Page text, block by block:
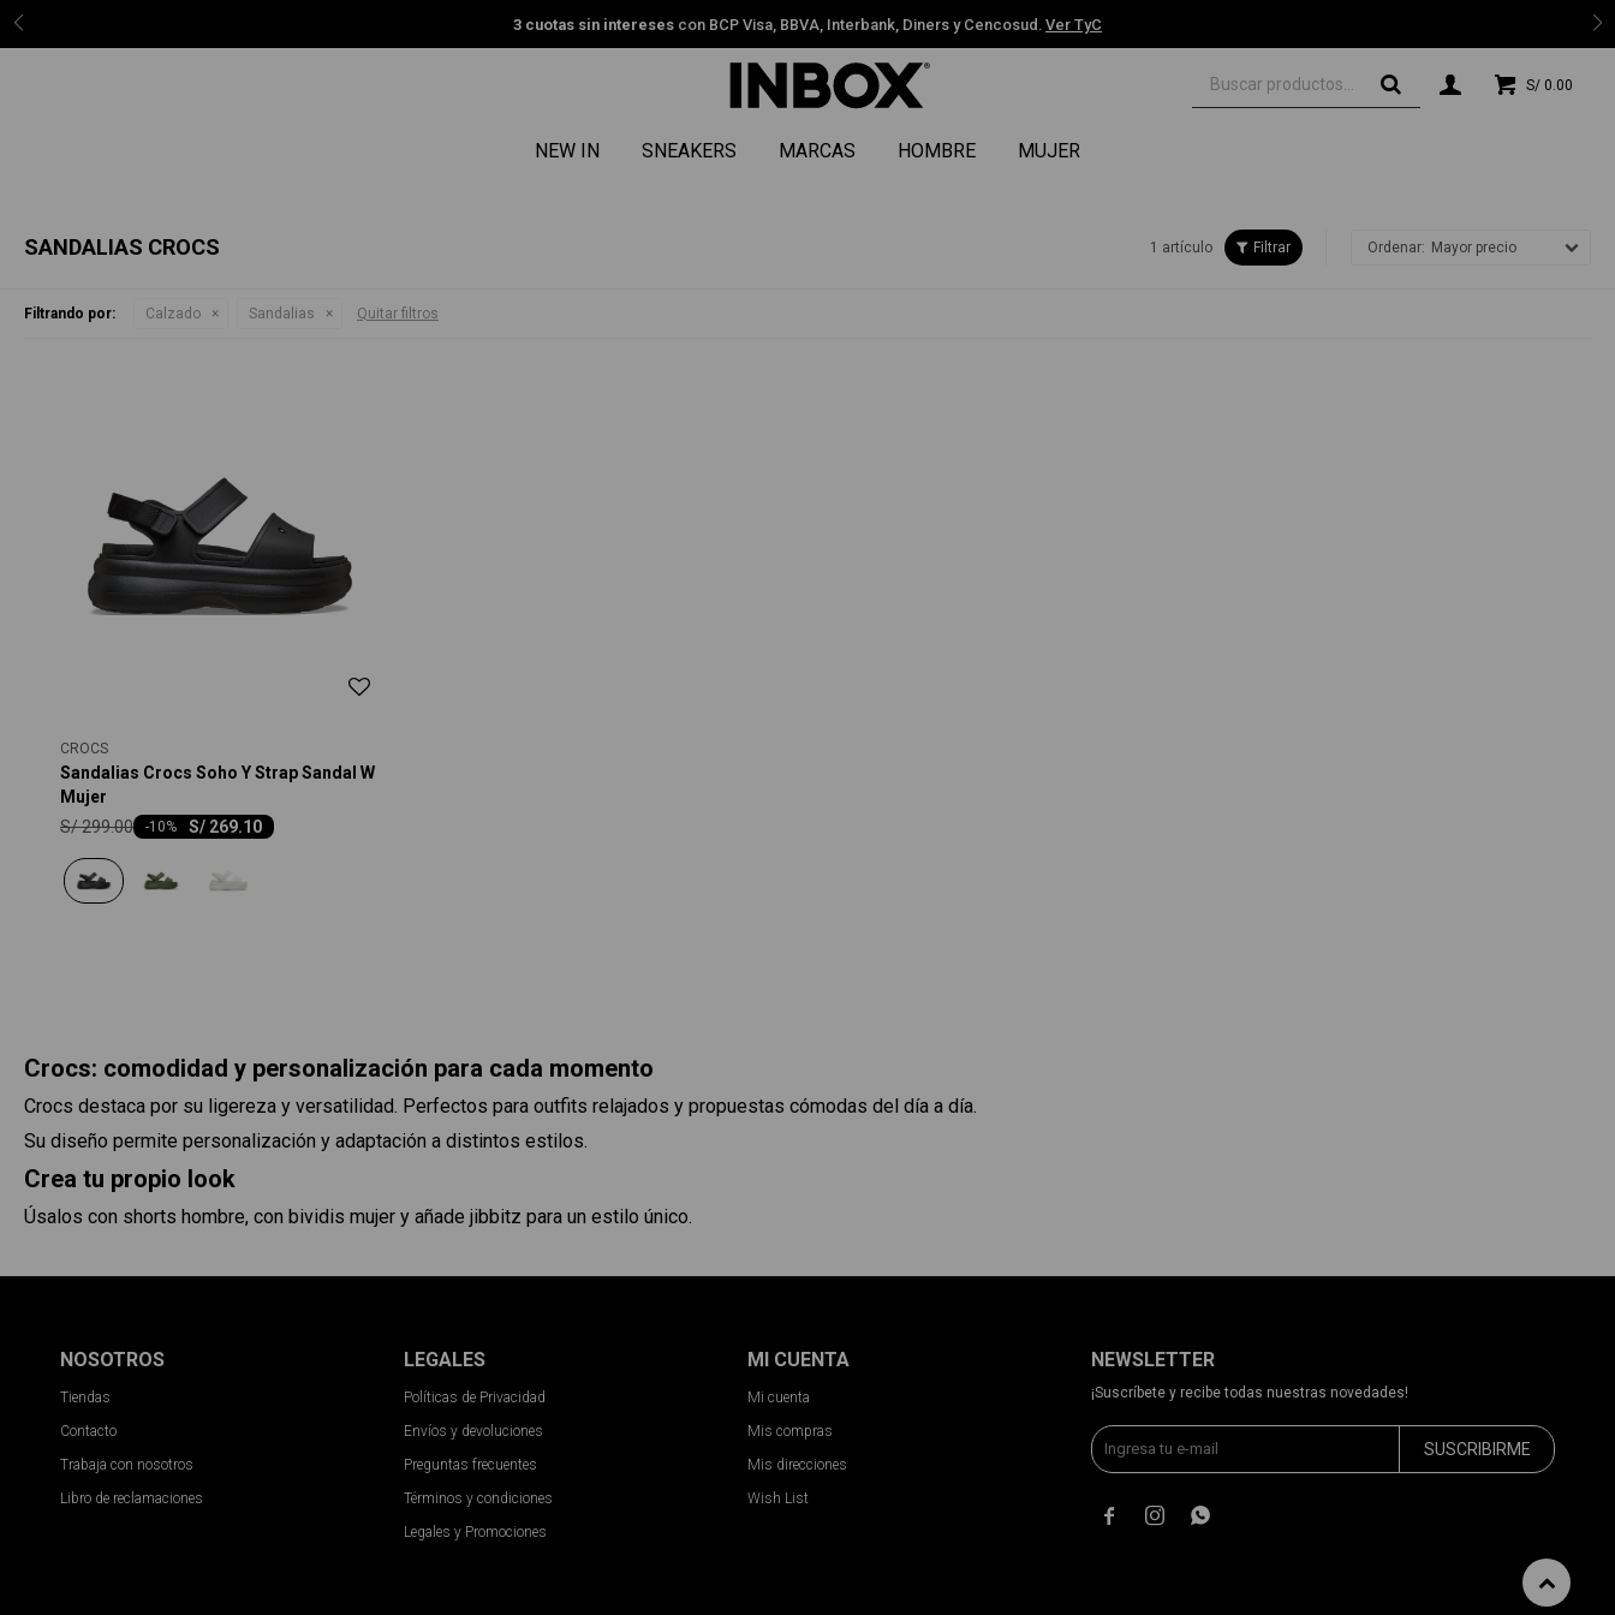
con BCP Visa, BBVA, Interbank, Diners y Cencosud.Ver TyC
NEW IN SNEAKERS MARCAS HOMBRE MUJER
S/ 0.00
SANDALIAS CROCS 1 artículo Mayor precio
Filtrando por: Calzado Sandalias Quitar filtros
CROCS
Sandalias Crocs Soho Y Strap Sandal W
Mujer
S/ 269.10
-10
S/299.00
Crocs: comodidad y personalización para cada momento
Crocs destaca por su ligereza y versatilidad. Perfectos para outfits relajados y propuestas cómodas del día a día.
Su diseño permite personalización y adaptación a distintos estilos.
Crea tu propio look
Úsalos con shorts hombre, con bividis mujer y añade jibbitz para un estilo único.
NOSOTROS
Tiendas
Contacto
Trabaja con nosotros
Libro de reclamaciones
LEGALES
Políticas de Privacidad
Envíos y devoluciones
Preguntas frecuentes
Términos y condiciones
Legales y Promociones
MI CUENTA
Mi cuenta
Mis compras
Mis direcciones
Wish List
NEWSLETTER
¡Suscríbete y recibe todas nuestras novedades!
SUSCRIBIRME
  